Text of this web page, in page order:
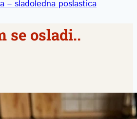
– sladoledna poslastica
se osladi..